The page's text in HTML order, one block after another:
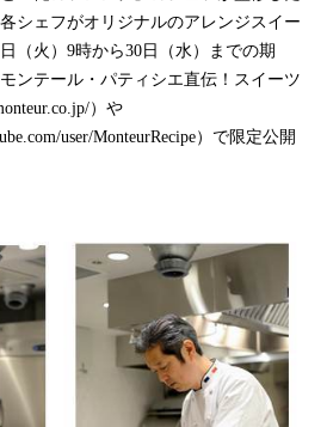
シェフがオリジナルのアレンジスイー
日（火） 9時から30日（水）までの期
ンテール・パティシエ直伝！スイーツ
）や
user/MonteurRecipe）で限定公開